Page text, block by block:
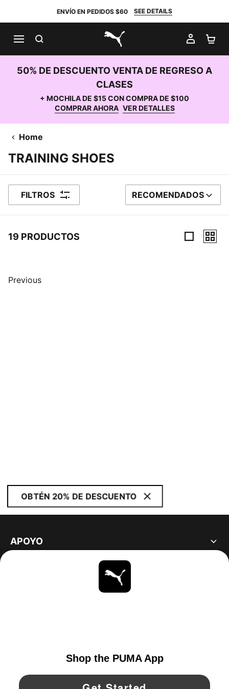
ENVÍO EN PEDIDOS $60 SEE DETAILS
PUMA.com
MI
50% DE DESCUENTO VENTA DE REGRESO A
CLASES
+ MOCHILA DE $15 CON COMPRA DE $100
COMPRAR AHORA VER DETALLES
Home
TRAINING SHOES
FILTROS ORDENAR POR
RECOMENDADOS
19 PRODUCTOS
Previous
OBTÉN 20% DE DESCUENTO
APOYO
YouTube Twitter Pinterest